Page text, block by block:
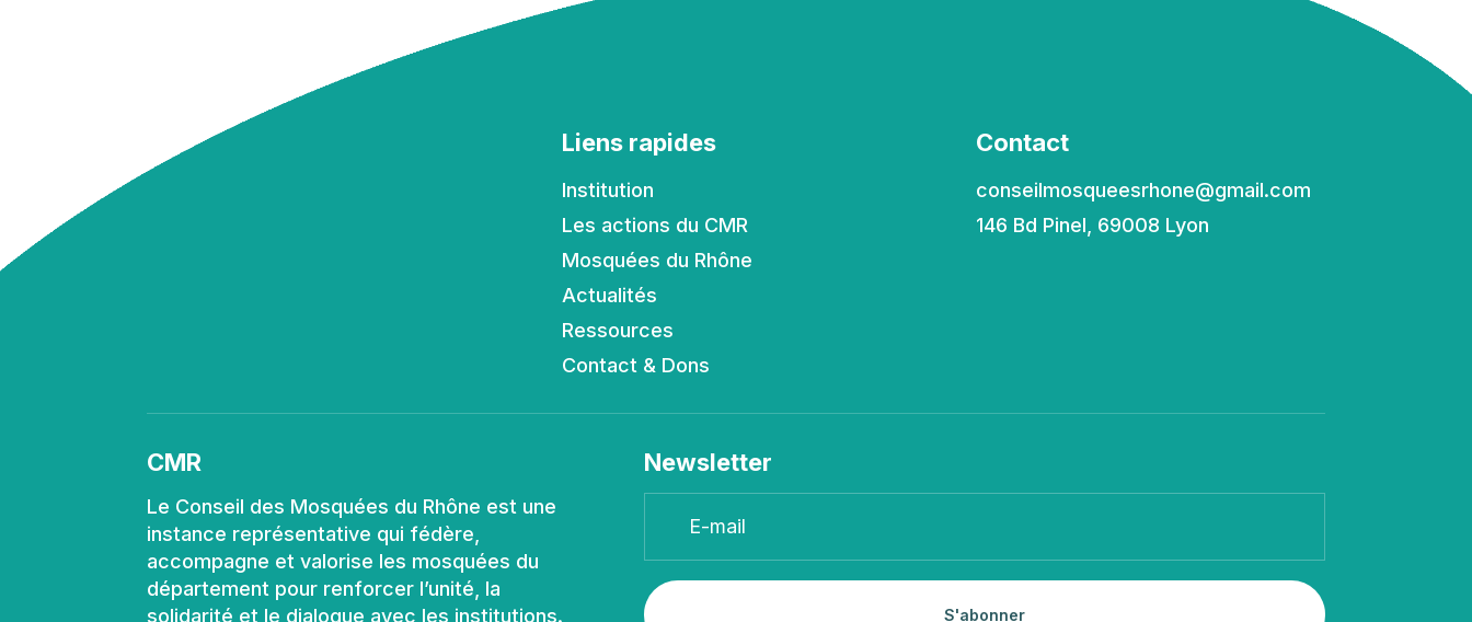
Liens rapides
Institution
Les actions du CMR
Mosquées du Rhône
Actualités
Ressources
Contact & Dons
Contact
conseilmosqueesrhone@gmail.com
146 Bd Pinel, 69008 Lyon
CMR
Le Conseil des Mosquées du Rhône est une
instance représentative qui fédère,
accompagne et valorise les mosquées du
département pour renforcer l’unité, la
solidarité et le dialogue avec les institutions.
Newsletter
S'abonner